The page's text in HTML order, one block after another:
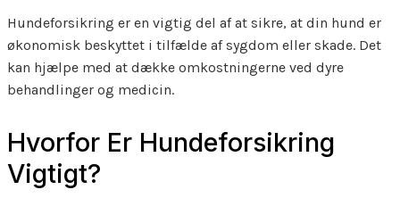
Hundeforsikring er en vigtig del af at sikre, at din hund er
økonomisk beskyttet i tilfælde af sygdom eller skade. Det
kan hjælpe med at dække omkostningerne ved dyre
behandlinger og medicin.
Hvorfor Er Hundeforsikring
Vigtigt?